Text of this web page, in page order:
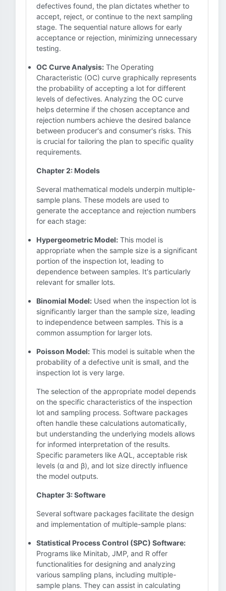
defectives found, the plan dictates whether to
accept, reject, or continue to the next sampling
stage. The sequential nature allows for early
acceptance or rejection, minimizing unnecessary
testing.
OC Curve Analysis: The Operating
Characteristic (OC) curve graphically represents
the probability of accepting a lot for different
levels of defectives. Analyzing the OC curve
helps determine if the chosen acceptance and
rejection numbers achieve the desired balance
between producer's and consumer's risks. This
is crucial for tailoring the plan to specific quality
requirements.
Chapter 2: Models
Several mathematical models underpin multiple-
sample plans. These models are used to
generate the acceptance and rejection numbers
for each stage:
Hypergeometric Model: This model is
appropriate when the sample size is a significant
portion of the inspection lot, leading to
dependence between samples. It's particularly
relevant for smaller lots.
Binomial Model: Used when the inspection lot is
significantly larger than the sample size, leading
to independence between samples. This is a
common assumption for larger lots.
Poisson Model: This model is suitable when the
probability of a defective unit is small, and the
inspection lot is very large.
The selection of the appropriate model depends
on the specific characteristics of the inspection
lot and sampling process. Software packages
often handle these calculations automatically,
but understanding the underlying models allows
for informed interpretation of the results.
Specific parameters like AQL, acceptable risk
levels (α and β), and lot size directly influence
the model outputs.
Chapter 3: Software
Several software packages facilitate the design
and implementation of multiple-sample plans:
Statistical Process Control (SPC) Software:
Programs like Minitab, JMP, and R offer
functionalities for designing and analyzing
various sampling plans, including multiple-
sample plans. They can assist in calculating